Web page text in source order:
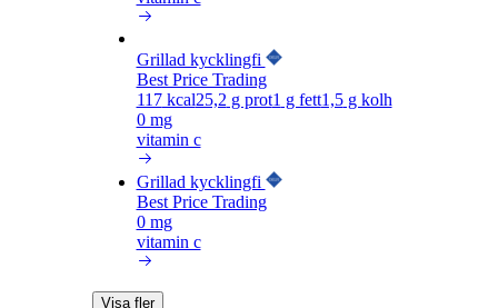
Grillad kycklingfi
Best Price Trading
117kcal25,2 g prot1 g fett1,5g kolh
0 mg
vitamin c
Grillad kycklingfi
Best Price Trading
0 mg
vitamin c
Visa fler